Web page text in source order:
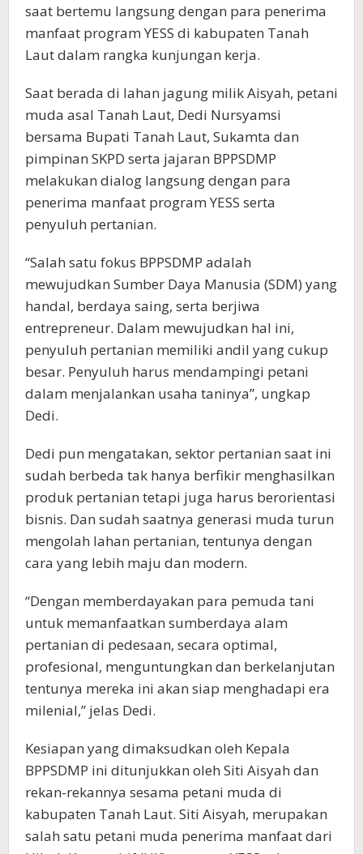
saat bertemu langsung dengan para penerima
manfaat program YESS di kabupaten Tanah
Laut dalam rangka kunjungan kerja.
Saat berada di lahan jagung milik Aisyah, petani
muda asal Tanah Laut, Dedi Nursyamsi
bersama Bupati Tanah Laut, Sukamta dan
pimpinan SKPD serta jajaran BPPSDMP
melakukan dialog langsung dengan para
penerima manfaat program YESS serta
penyuluh pertanian.
“Salah satu fokus BPPSDMP adalah
mewujudkan Sumber Daya Manusia (SDM) yang
handal, berdaya saing, serta berjiwa
entrepreneur. Dalam mewujudkan hal ini,
penyuluh pertanian memiliki andil yang cukup
besar. Penyuluh harus mendampingi petani
dalam menjalankan usaha taninya”, ungkap
Dedi.
Dedi pun mengatakan, sektor pertanian saat ini
sudah berbeda tak hanya berfikir menghasilkan
produk pertanian tetapi juga harus berorientasi
bisnis. Dan sudah saatnya generasi muda turun
mengolah lahan pertanian, tentunya dengan
cara yang lebih maju dan modern.
“Dengan memberdayakan para pemuda tani
untuk memanfaatkan sumberdaya alam
pertanian di pedesaan, secara optimal,
profesional, menguntungkan dan berkelanjutan
tentunya mereka ini akan siap menghadapi era
milenial,” jelas Dedi.
Kesiapan yang dimaksudkan oleh Kepala
BPPSDMP ini ditunjukkan oleh Siti Aisyah dan
rekan-rekannya sesama petani muda di
kabupaten Tanah Laut. Siti Aisyah, merupakan
salah satu petani muda penerima manfaat dari